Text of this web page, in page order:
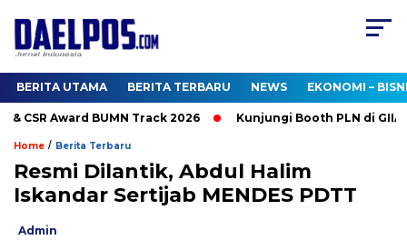
BERITA UTAMA BERITA TERBARU NEWS EKONOMI –
Award BUMN Track 2026 Kunjungi Booth PLN di GIIAS
Home / Berita Terbaru
Resmi Dilantik, Abdul Halim
Iskandar Sertijab MENDES PDTT
Admin